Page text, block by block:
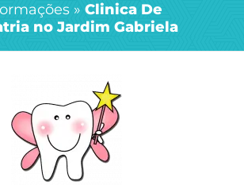
» Clinica De
no Jardim Gabriela